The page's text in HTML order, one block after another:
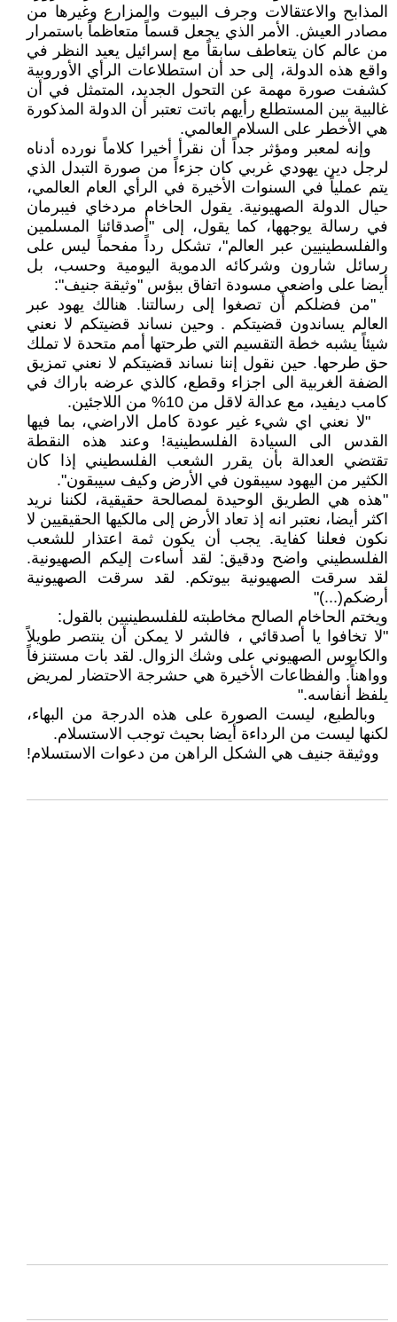
المذابح والاعتقالات وجرف البيوت والمزارع وغيرها من
مصادر العيش. الأمر الذي يجعل قسماً متعاظماً باستمرار
من عالم كان يتعاطف سابقاً مع إسرائيل يعيد النظر في
واقع هذه الدولة، إلى حد أن استطلاعات الرأي الأوروبية
كشفت صورة مهمة عن التحول الجديد، المتمثل في أن
غالبية بين المستطلع رأيهم باتت تعتبر أن الدولة المذكورة
هي الأخطر على السلام العالمي.
وإنه لمعبر ومؤثر جداً أن نقرأ أخيرا كلاماً نورده أدناه
لرجل دين يهودي غربي كان جزءاً من صورة التبدل الذي
يتم عملياً في السنوات الأخيرة في الرأي العام العالمي،
حيال الدولة الصهيونية. يقول الحاخام مردخاي فيبرمان
في رسالة يوجهها، كما يقول، إلى "أصدقائنا المسلمين
والفلسطينيين عبر العالم"، تشكل رداً مفحماً ليس على
رسائل شارون وشركائه الدموية اليومية وحسب، بل
أيضا على واضعي مسودة اتفاق ببؤس "وثيقة جنيف":
"من فضلكم أن تصغوا إلى رسالتنا. هنالك يهود عبر
العالم يساندون قضيتكم . وحين نساند قضيتكم لا نعني
شيئاً يشبه خطة التقسيم التي طرحتها أمم متحدة لا تملك
حق طرحها. حين نقول إننا نساند قضيتكم لا نعني تمزيق
الضفة الغربية الى اجزاء وقطع، كالذي عرضه باراك في
كامب ديفيد، مع عدالة لاقل من 10% من اللاجئين.
"لا نعني اي شيء غير عودة كامل الاراضي، بما فيها
القدس الى السيادة الفلسطينية! وعند هذه النقطة
تقتضي العدالة بأن يقرر الشعب الفلسطيني إذا كان
الكثير من اليهود سيبقون في الأرض وكيف سيبقون".
"هذه هي الطريق الوحيدة لمصالحة حقيقية، لكننا نريد
اكثر أيضا، نعتبر انه إذ تعاد الأرض إلى مالكيها الحقيقيين لا
نكون فعلنا كفاية. يجب أن يكون ثمة اعتذار للشعب
الفلسطيني واضح ودقيق: لقد أساءت إليكم الصهيونية.
لقد سرقت الصهيونية بيوتكم. لقد سرقت الصهيونية
أرضكم(...)"
ويختم الحاخام الصالح مخاطبته للفلسطينيين بالقول:
"لا تخافوا يا أصدقائي ، فالشر لا يمكن أن ينتصر طويلاً
والكابوس الصهيوني على وشك الزوال. لقد بات مستنزفاً
وواهناً. والفظاعات الأخيرة هي حشرجة الاحتضار لمريض
يلفظ أنفاسه."
وبالطبع، ليست الصورة على هذه الدرجة من البهاء،
لكنها ليست من الرداءة أيضا بحيث توجب الاستسلام.
ووثيقة جنيف هي الشكل الراهن من دعوات الاستسلام!